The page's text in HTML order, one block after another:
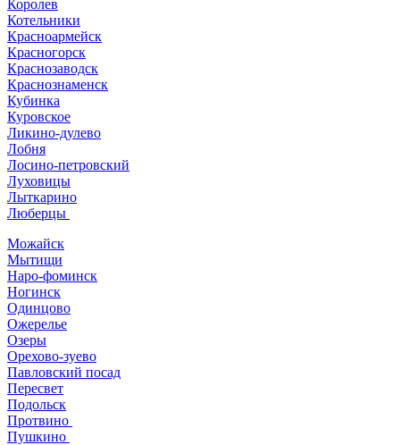
Королев
Котельники
Красноармейск
Красногорск
Краснозаводск
Краснознаменск
Кубинка
Куровское
Ликино-дулево
Лобня
Лосино-петровский
Луховицы
Лыткарино
Люберцы
Можайск
Мытищи
Наро-фоминск
Ногинск
Одинцово
Ожерелье
Озеры
Орехово-зуево
Павловский посад
Пересвет
Подольск
Протвино
Пушкино